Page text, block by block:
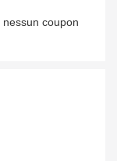
coupon